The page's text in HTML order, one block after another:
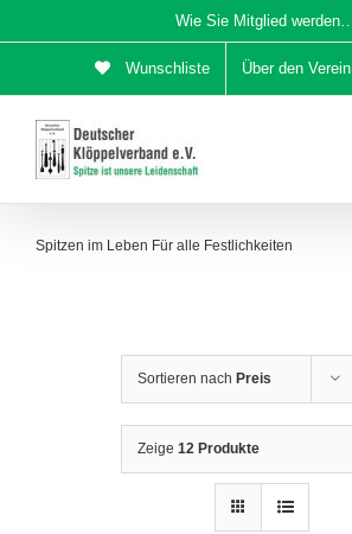
Inhalt
Wie Sie Mitglied werden…
Wunschliste Über den Verein
Spitzen im Leben Für alle Festlichkeiten
Sortieren nach Preis
Zeige 12 Produkte